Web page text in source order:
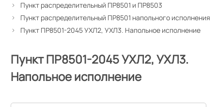
Пункт распределительный ПР8501 и ПР8503
Пункт распределительный ПР8501 напольного исполнения
Пункт ПР8501-2045 УХЛ2, УХЛ3. Напольное исполнение
Пункт ПР8501-2045 УХЛ2, УХЛ3.
Напольное исполнение